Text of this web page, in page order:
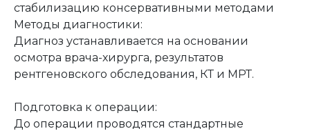
стабилизацию консервативными методами
Методы диагностики:
Диагноз устанавливается на основании
осмотра врача-хирурга, результатов
рентгеновского обследования, КТ и МРТ.
Подготовка к операции:
До операции проводятся стандартные